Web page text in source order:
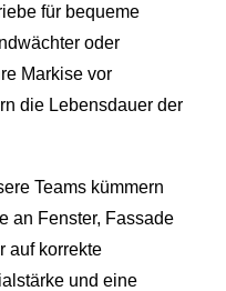
für bequeme
oder
Markise vor
die Lebensdauer der
Teams kümmern
an Fenster, Fassade
auf korrekte
und eine